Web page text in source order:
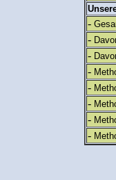
-
-
-
-
-
-
-
-